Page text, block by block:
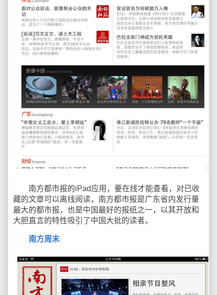
南方都市报的iPad应用，要在线才能查看，对已收
藏的文章可以离线阅读，南方都市报是广东省内发行量
最大的都市报，也是中国最好的报纸之一，以其开放和
大胆直言的特性吸引了中国大批的读者。
南方周末